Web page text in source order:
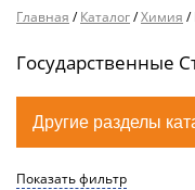
Главная /Каталог/Химия /
Государственные
Другие разделы
Показать фильтр